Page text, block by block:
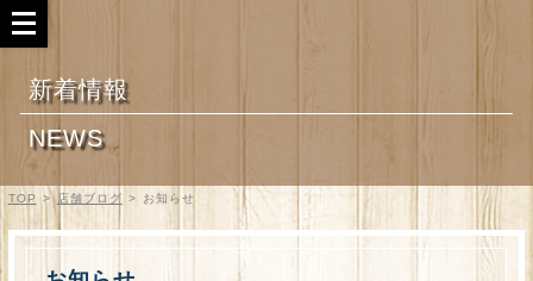
新着情報
NEWS
TOP > 店舗ブログ > お知らせ